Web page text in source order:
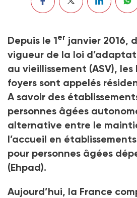
Depuis le 1er janvier 2016,
vigueur de la loi
au vieillissement (ASV),
foyers sont appelés
A savoir des
personnes âgées
alternative entre le
l’accueil en
pour personnes âgées
(Ehpad).
Aujourd’hui, la France